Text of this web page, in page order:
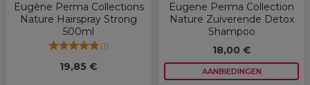
Eugène Perma Collections
Nature Hairspray Strong
500ml
(1)
19,85 €
Eugene Perma Collection
Nature Zuiverende Detox
Shampoo
18,00 €
AANBIEDINGEN